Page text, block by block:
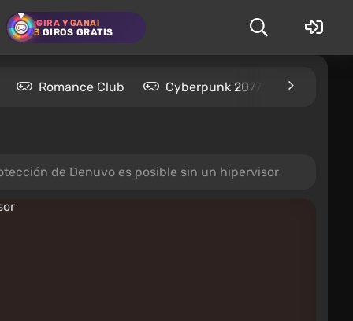
¡GIRA Y GANA!
3 GIROS GRATIS
Romance Club Cyberpunk 2077
de Denuvo es posible sin un hipervisor